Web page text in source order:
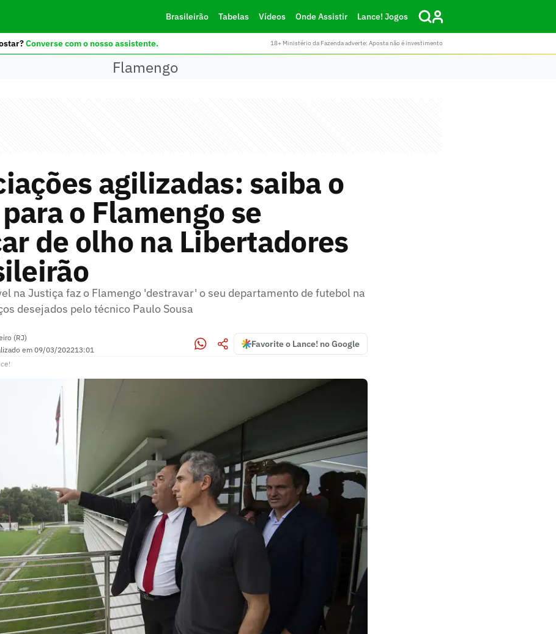
Brasileirão Tabelas Vídeos Onde Assistir Lance! Jogos
Converse com o nosso assistente. 18+ Ministério da Fazenda adverte: Aposta não é investimento
Flamengo
agilizadas: saiba o
o Flamengo se
de olho na Libertadores
na Justiça faz o Flamengo 'destravar' o seu departamento de futebol na
desejados pelo técnico Paulo Sousa
(RJ)
em09/03/202213:01
Favorite o Lance! no Google